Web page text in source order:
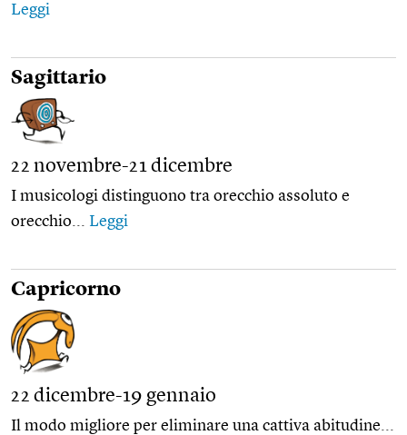
Leggi
Sagittario
22 novembre-21 dicembre
I musicologi distinguono tra orecchio assoluto e
orecchio... Leggi
Capricorno
22 dicembre-19 gennaio
Il modo migliore per eliminare una cattiva abitudine...